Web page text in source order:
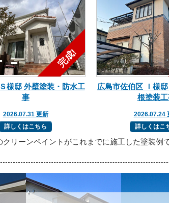
様邸 外壁塗装・防水工
事
2026.07.31 更新
詳しくはこちら
広島市佐伯区 Ｉ様
根塗装
2026.07.24
詳しくはこ
リーンペイントがこれまでに施工した塗装例